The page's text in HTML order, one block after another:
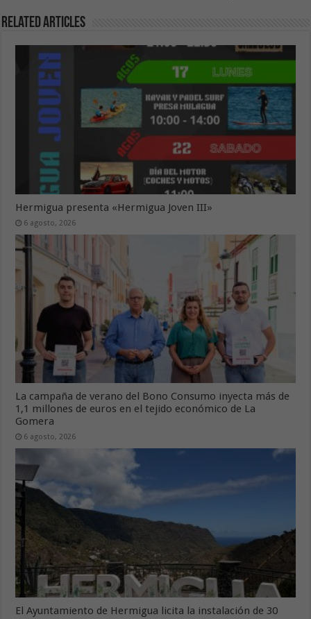
Related Articles
Hermigua presenta «Hermigua Joven III»
6 agosto, 2026
La campaña de verano del Bono Consumo inyecta más de
1,1 millones de euros en el tejido económico de La
Gomera
6 agosto, 2026
El Ayuntamiento de Hermigua licita la instalación de 30